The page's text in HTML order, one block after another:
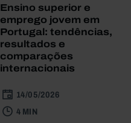
Ensino superior e
emprego jovem em
Portugal: tendências,
resultados e
comparações
internacionais
14/05/2026
4 MIN